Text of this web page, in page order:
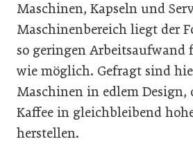
Maschinen, Kapseln und
Maschinenbereich liegt der
so geringen Arbeitsaufwand
wie möglich. Gefragt sind
Maschinen in edlem Design,
Kaffee in gleichbleibend
herstellen.